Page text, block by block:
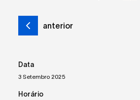
anterior
Data
3 Setembro 2025
Horário